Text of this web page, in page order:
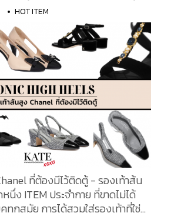
HOT ITEM
ที่ต้องมีไว้ติดตู้ - รองเท้าส้น
นึ่ง ITEM ประจำกาย ที่ขาดไม่ได้
ทุกสมัย การได้สวมใส่รองเท้าที่ใช่